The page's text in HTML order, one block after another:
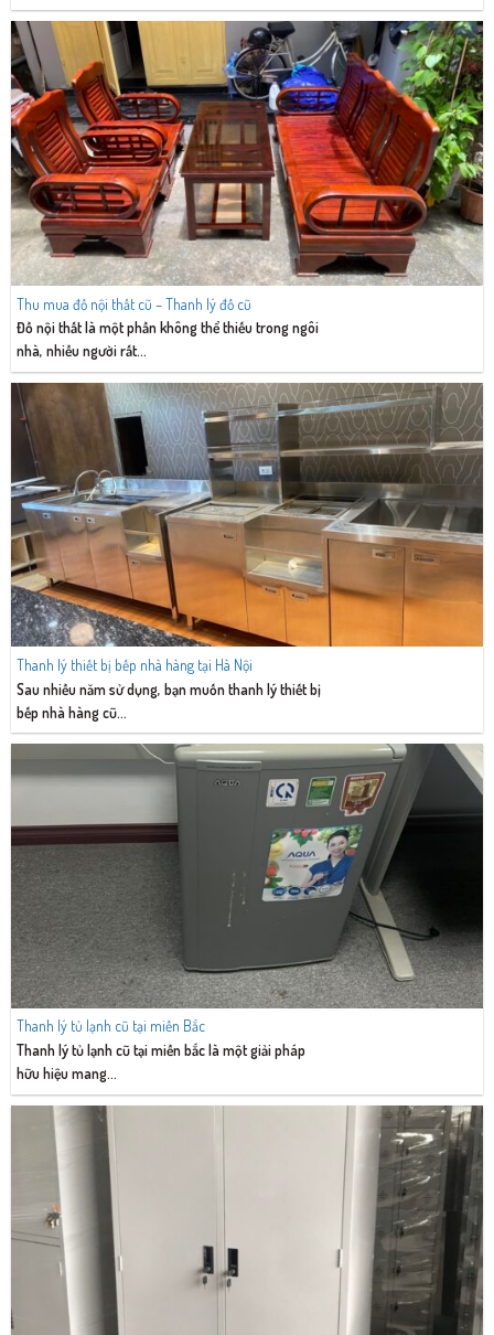
Thu mua đồ nội thất cũ – Thanh lý đồ cũ
Đồ nội thất là một phần không thể thiếu trong ngôi
nhà, nhiều người rất...
Thanh lý thiết bị bếp nhà hàng tại Hà Nội
Sau nhiều năm sử dụng, bạn muốn thanh lý thiết bị
bếp nhà hàng cũ...
Thanh lý tủ lạnh cũ tại miền Bắc
Thanh lý tủ lạnh cũ tại miền bắc là một giải pháp
hữu hiệu mang...